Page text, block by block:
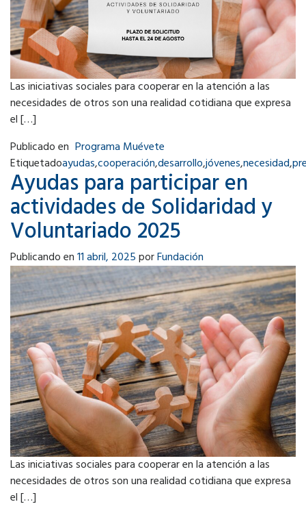
Las iniciativas sociales para cooperar en la atención a las
necesidades de otros son una realidad cotidiana que expresa
el […]
Publicado en Programa Muévete
Etiquetadoayudas,cooperación,desarrollo,jóvenes,necesidad,
Ayudas para participar en
actividades de Solidaridad y
Voluntariado 2025
Publicando en11 abril, 2025porFundación
Las iniciativas sociales para cooperar en la atención a las
necesidades de otros son una realidad cotidiana que expresa
el […]